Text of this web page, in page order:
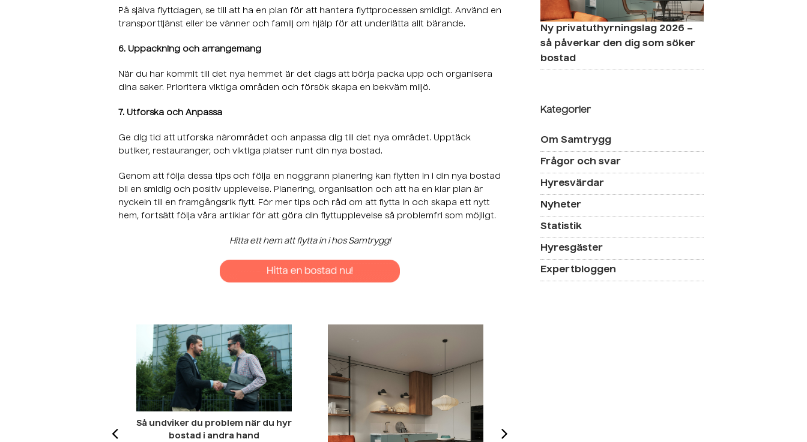
På själva flyttdagen, se till att ha en plan för att hantera flyttprocessen smidigt. Använd en
transporttjänst eller be vänner och familj om hjälp för att underlätta allt bärande.
6. Uppackning och arrangemang
När du har kommit till det nya hemmet är det dags att börja packa upp och organisera
dina saker. Prioritera viktiga områden och försök skapa en bekväm miljö.
7. Utforska och Anpassa
Ge dig tid att utforska närområdet och anpassa dig till det nya området. Upptäck
butiker, restauranger, och viktiga platser runt din nya bostad.
Genom att följa dessa tips och följa en noggrann planering kan flytten in i din nya bostad
bli en smidig och positiv upplevelse. Planering, organisation och att ha en klar plan är
nyckeln till en framgångsrik flytt. För mer tips och råd om att flytta in och skapa ett nytt
hem, fortsätt följa våra artiklar för att göra din flyttupplevelse så problemfri som möjligt.
Hitta ett hem att flytta in i hos Samtrygg!
Så undviker du problem när du hyr
bostad i andra hand
Ny privatuthyrningslag 2026 –
så påverkar den dig som söker
bostad
Kategorier
Om Samtrygg
Frågor och svar
Hyresvärdar
Nyheter
Statistik
Hyresgäster
Expertbloggen